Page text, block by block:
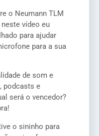
o Neumann TLM
vídeo eu
para ajudar
para a sua
de som e
podcasts e
será o vencedor?
o sininho para